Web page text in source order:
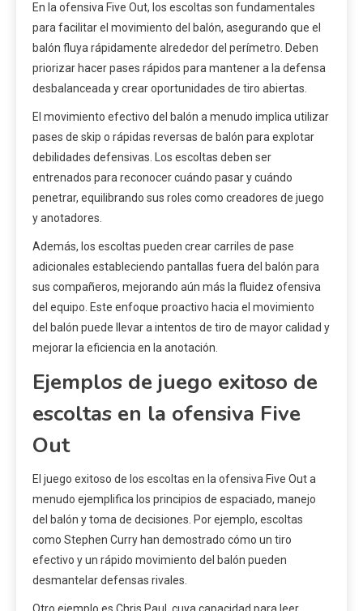
En la ofensiva Five Out, los escoltas son fundamentales
para facilitar el movimiento del balón, asegurando que el
balón fluya rápidamente alrededor del perímetro. Deben
priorizar hacer pases rápidos para mantener a la defensa
desbalanceada y crear oportunidades de tiro abiertas.
El movimiento efectivo del balón a menudo implica utilizar
pases de skip o rápidas reversas de balón para explotar
debilidades defensivas. Los escoltas deben ser
entrenados para reconocer cuándo pasar y cuándo
penetrar, equilibrando sus roles como creadores de juego
y anotadores.
Además, los escoltas pueden crear carriles de pase
adicionales estableciendo pantallas fuera del balón para
sus compañeros, mejorando aún más la fluidez ofensiva
del equipo. Este enfoque proactivo hacia el movimiento
del balón puede llevar a intentos de tiro de mayor calidad y
mejorar la eficiencia en la anotación.
Ejemplos de juego exitoso de
escoltas en la ofensiva Five
Out
El juego exitoso de los escoltas en la ofensiva Five Out a
menudo ejemplifica los principios de espaciado, manejo
del balón y toma de decisiones. Por ejemplo, escoltas
como Stephen Curry han demostrado cómo un tiro
efectivo y un rápido movimiento del balón pueden
desmantelar defensas rivales.